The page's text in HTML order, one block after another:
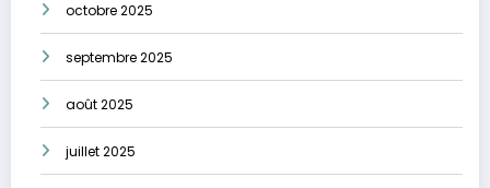
octobre 2025
septembre 2025
août 2025
juillet 2025